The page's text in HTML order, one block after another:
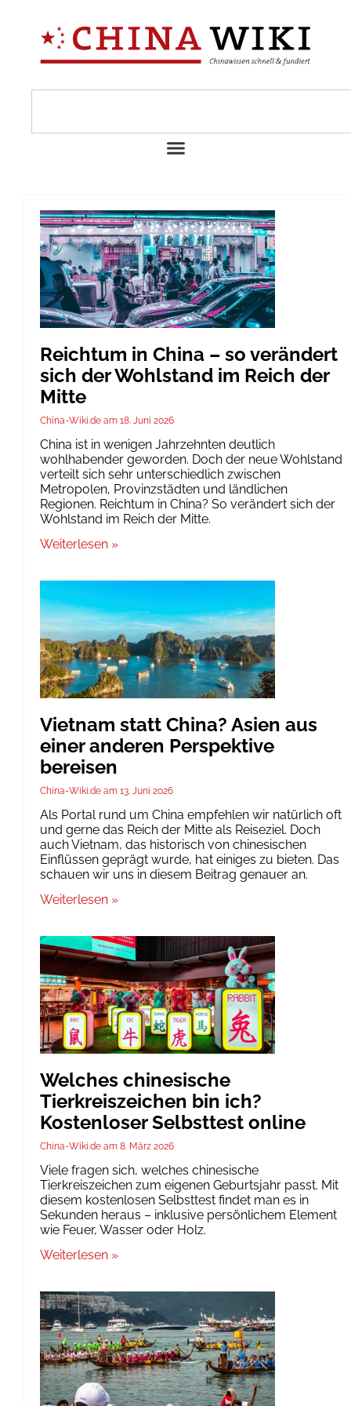
Reichtum in China – so verändert
sich der Wohlstand im Reich der
Mitte
China-Wiki.de 18. Juni 2026
China ist in wenigen Jahrzehnten deutlich
wohlhabender geworden. Doch der neue Wohlstand
verteilt sich sehr unterschiedlich zwischen
Metropolen, Provinzstädten und ländlichen
Regionen. Reichtum in China? So verändert sich der
Wohlstand im Reich der Mitte.
Weiterlesen »
Vietnam statt China? Asien aus
einer anderen Perspektive
bereisen
China-Wiki.de 13. Juni 2026
Als Portal rund um China empfehlen wir natürlich oft
und gerne das Reich der Mitte als Reiseziel. Doch
auch Vietnam, das historisch von chinesischen
Einflüssen geprägt wurde, hat einiges zu bieten. Das
schauen wir uns in diesem Beitrag genauer an.
Weiterlesen »
Welches chinesische
Tierkreiszeichen bin ich?
Kostenloser Selbsttest online
China-Wiki.de 8. März 2026
Viele fragen sich, welches chinesische
Tierkreiszeichen zum eigenen Geburtsjahr passt. Mit
diesem kostenlosen Selbsttest findet man es in
Sekunden heraus – inklusive persönlichem Element
wie Feuer, Wasser oder Holz.
Weiterlesen »